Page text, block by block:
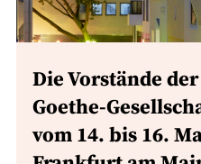
Die Vorstände
Goethe-
vom 14. bis 16.